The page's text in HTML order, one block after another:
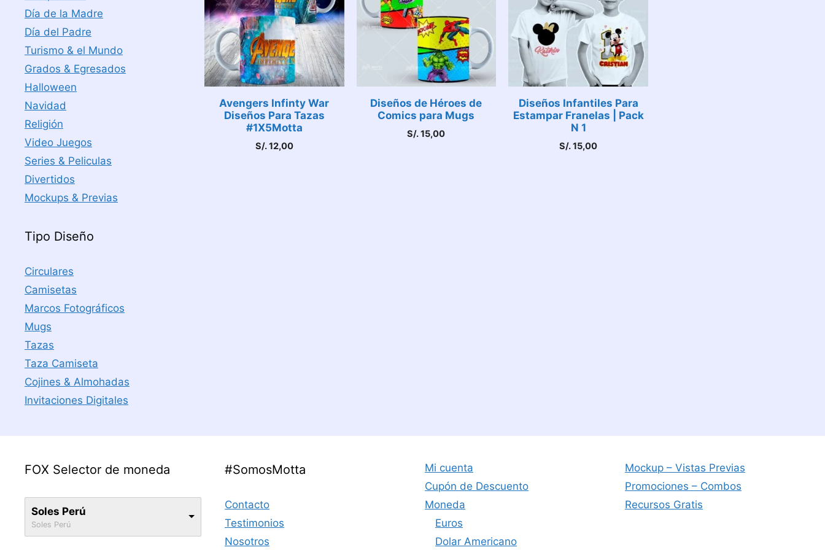
Avengers Infinty War
Diseños Para Tazas
#1X5Motta
S/.12,00
Diseños de Héroes de
Comics para Mugs
S/.15,00
Diseños Infantiles Para
Estampar Franelas | Pack
N 1
S/.15,00
Día de la Madre
Día del Padre
Turismo & el Mundo
Grados & Egresados
Halloween
Navidad
Religión
Video Juegos
Series & Peliculas
Divertidos
Mockups & Previas
Tipo Diseño
Circulares
Camisetas
Marcos Fotográficos
Mugs
Tazas
Taza Camiseta
Cojines & Almohadas
Invitaciones Digitales
FOX Selector de moneda
Soles Perú
Soles Perú
#SomosMotta
Contacto
Testimonios
Nosotros
Mi cuenta
Cupón de Descuento
Moneda
Euros
Dolar Americano
Mockup – Vistas Previas
Promociones – Combos
Recursos Gratis